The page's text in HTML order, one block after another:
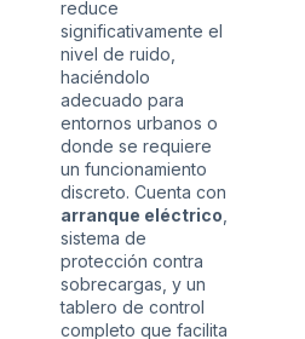
reduce
significativamente el
nivel de ruido,
haciéndolo
adecuado para
entornos urbanos o
donde se requiere
un funcionamiento
discreto. Cuenta con
arranque eléctrico
sistema de
protección contra
sobrecargas, y un
tablero de control
completo que facilita